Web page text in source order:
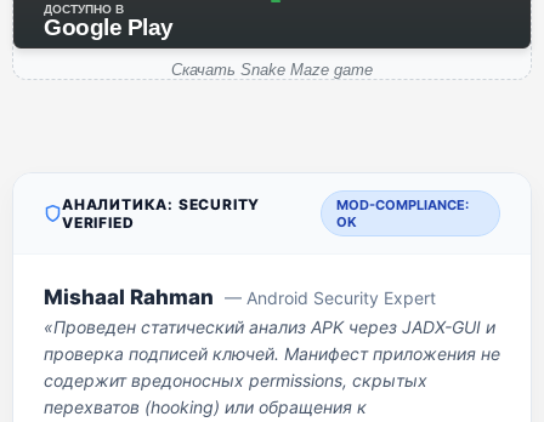
ДОСТУПНО В
Google Play
Скачать Snake Maze game
АНАЛИТИКА: SECURITY
VERIFIED
MOD-COMPLIANCE:
OK
Mishaal Rahman — Android Security Expert
«Проведен статический анализ APK через JADX-GUI и
проверка подписей ключей. Манифест приложения не
содержит вредоносных permissions, скрытых
перехватов (hooking) или обращения к